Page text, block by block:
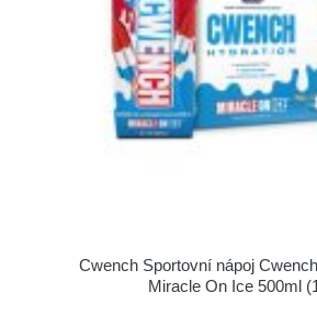
Cwench Sportovní nápoj
Miracle On Ice 500ml